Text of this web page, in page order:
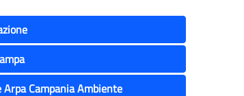
Arpa Campania Ambiente